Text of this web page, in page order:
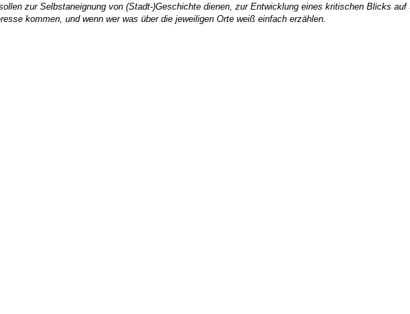
zur Selbstaneignung von (Stadt-)Geschichte dienen, zur Entwicklung eines kritischen Blicks
kommen, und wenn wer was über die jeweiligen Orte weiß einfach erzählen.